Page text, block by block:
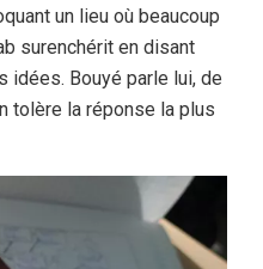
un lieu où beaucoup
surenchérit en disant
idées. Bouyé parle lui, de
tolère la réponse la plus